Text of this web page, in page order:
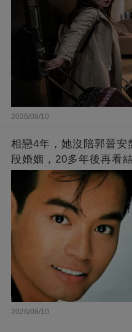
2026/08/10
相戀4年，她沒陪郭晉安
段婚姻，20多年後再看
2026/08/10